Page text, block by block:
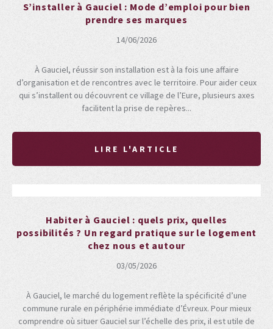
S’installer à Gauciel : Mode d’emploi pour bien
prendre ses marques
14/06/2026
À Gauciel, réussir son installation est à la fois une affaire
d’organisation et de rencontres avec le territoire. Pour aider ceux
qui s’installent ou découvrent ce village de l’Eure, plusieurs axes
facilitent la prise de repères...
LIRE L'ARTICLE
Habiter à Gauciel : quels prix, quelles
possibilités ? Un regard pratique sur le logement
chez nous et autour
03/05/2026
À Gauciel, le marché du logement reflète la spécificité d’une
commune rurale en périphérie immédiate d’Évreux. Pour mieux
comprendre où situer Gauciel sur l’échelle des prix, il est utile de